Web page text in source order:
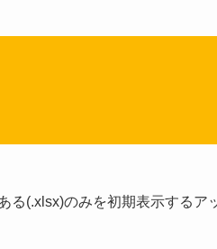
る(.xlsx)のみを初期表示するア